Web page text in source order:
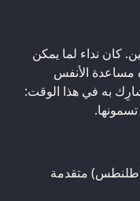
كان نداء لما يمكن
مساعدة الأنفس
به في هذا الوقت:
متقدمة